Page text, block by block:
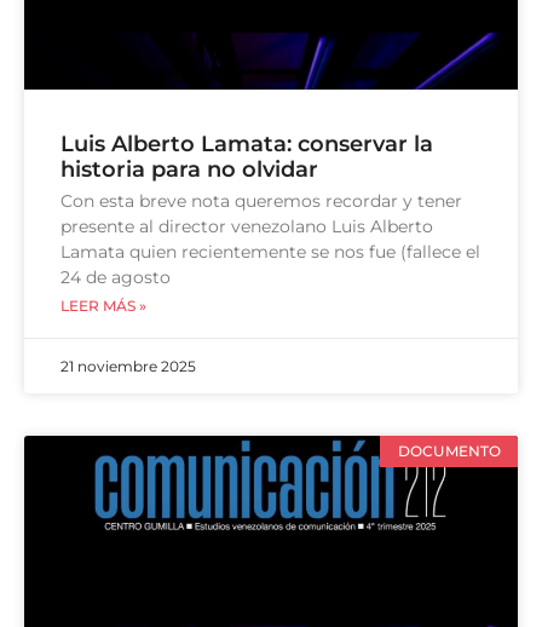
Luis Alberto Lamata: conservar la
historia para no olvidar
Con esta breve nota queremos recordar y tener
presente al director venezolano Luis Alberto
Lamata quien recientemente se nos fue (fallece el
24 de agosto
LEER MÁS »
21 noviembre 2025
DOCUMENTO